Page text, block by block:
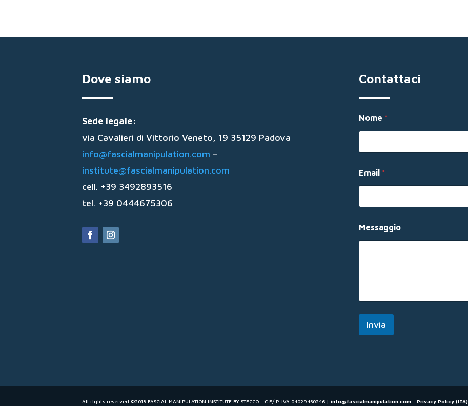
Dove siamo
Sede legale:
via Cavalieri di Vittorio Veneto, 19 35129 Padova
info@fascialmanipulation.com –
institute@fascialmanipulation.com
cell. +39 3492893516
tel. +39 0444675306
Contattaci
Nome *
Email *
o
m
a
l
Messaggio
Invia
All rights reserved ©2018 FASCIAL MANIPULATION INSTITUTE BY STECCO - C.F/ P. IVA 04029450246 | info@fascialmanipulation.com - Privacy Policy (ITA)